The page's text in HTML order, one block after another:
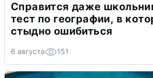
Справится даже
тест по географии, в
стыдно ошибиться
6 августа 151